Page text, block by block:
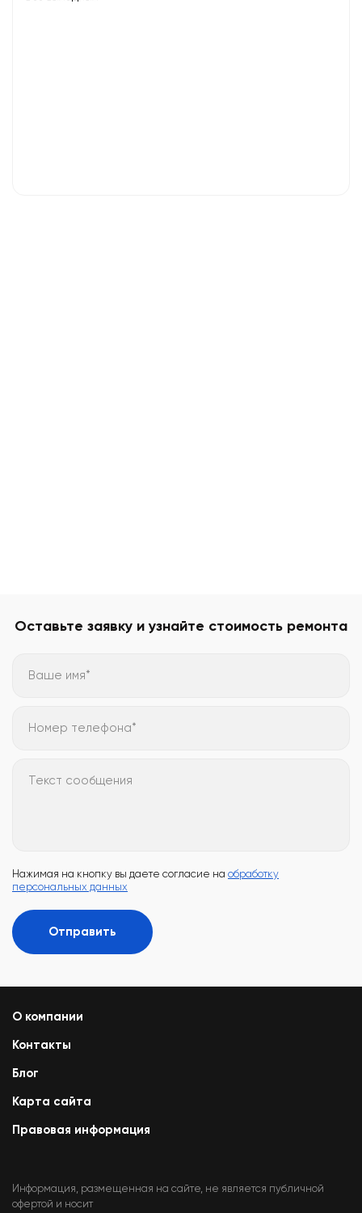
Оставьте заявку и узнайте стоимость ремонта
Ваше имя*
Номер телефона*
Текст сообщения
Нажимая на кнопку вы даете согласие на обработку
персональных данных
Отправить
О компании
Контакты
Блог
Карта сайта
Правовая информация
Информация, размещенная на сайте, не является публичной
офертой и носит